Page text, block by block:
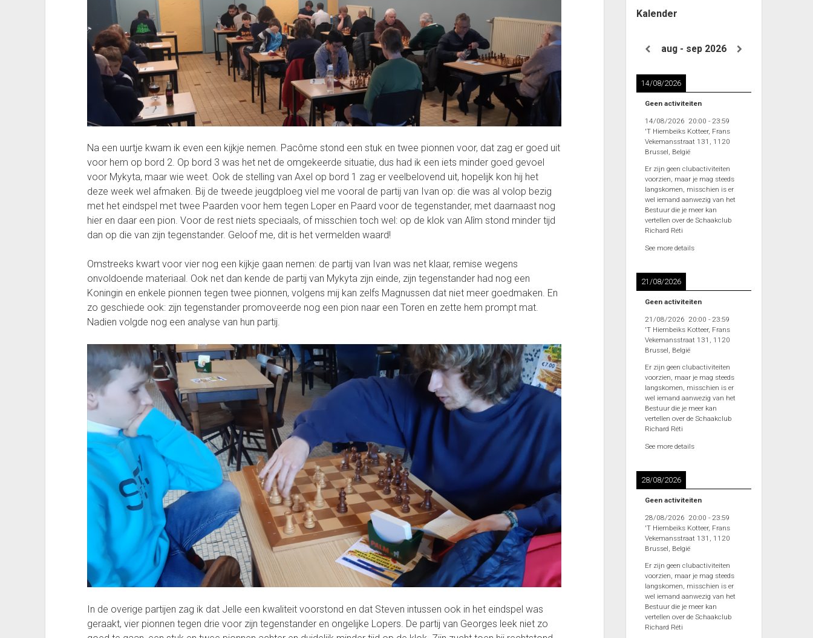
Na een uurtje kwam ik even een kijkje nemen. Pacôme stond een stuk en twee pionnen voor, dat zag er goed uit
voor hem op bord 2. Op bord 3 was het net de omgekeerde situatie, dus had ik een iets minder goed gevoel
voor Mykyta, maar wie weet. Ook de stelling van Axel op bord 1 zag er veelbelovend uit, hopelijk kon hij het
deze week wel afmaken. Bij de tweede jeugdploeg viel me vooral de partij van Ivan op: die was al volop bezig
met het eindspel met twee Paarden voor hem tegen Loper en Paard voor de tegenstander, met daarnaast nog
hier en daar een pion. Voor de rest niets speciaals, of misschien toch wel: op de klok van Alîm stond minder tijd
dan op die van zijn tegenstander. Geloof me, dit is het vermelden waard!
Omstreeks kwart voor vier nog een kijkje gaan nemen: de partij van Ivan was net klaar, remise wegens
onvoldoende materiaal. Ook net dan kende de partij van Mykyta zijn einde, zijn tegenstander had nog een
Koningin en enkele pionnen tegen twee pionnen, volgens mij kan zelfs Magnussen dat niet meer goedmaken. En
zo geschiede ook: zijn tegenstander promoveerde nog een pion naar een Toren en zette hem prompt mat.
Nadien volgde nog een analyse van hun partij.
In de overige partijen zag ik dat Jelle een kwaliteit voorstond en dat Steven intussen ook in het eindspel was
geraakt, vier pionnen tegen drie voor zijn tegenstander en ongelijke Lopers. De partij van Georges leek niet zo
Kalender
aug - sep 2026
14/08/2026
Geen activiteiten
14/08/2026 20:00 - 23:59
'T Hiembeiks Kotteer, Frans
Vekemansstraat 131, 1120
Brussel, België
Er zijn geen clubactiviteiten
voorzien, maar je mag steeds
langskomen, misschien is er
wel iemand aanwezig van het
Bestuur die je meer kan
vertellen over de Schaakclub
Richard Réti
See more details
21/08/2026
Geen activiteiten
21/08/2026 20:00 - 23:59
'T Hiembeiks Kotteer, Frans
Vekemansstraat 131, 1120
Brussel, België
Er zijn geen clubactiviteiten
voorzien, maar je mag steeds
langskomen, misschien is er
wel iemand aanwezig van het
Bestuur die je meer kan
vertellen over de Schaakclub
Richard Réti
See more details
28/08/2026
Geen activiteiten
28/08/2026 20:00 - 23:59
'T Hiembeiks Kotteer, Frans
Vekemansstraat 131, 1120
Brussel, België
Er zijn geen clubactiviteiten
voorzien, maar je mag steeds
langskomen, misschien is er
wel iemand aanwezig van het
Bestuur die je meer kan
vertellen over de Schaakclub
Richard Réti